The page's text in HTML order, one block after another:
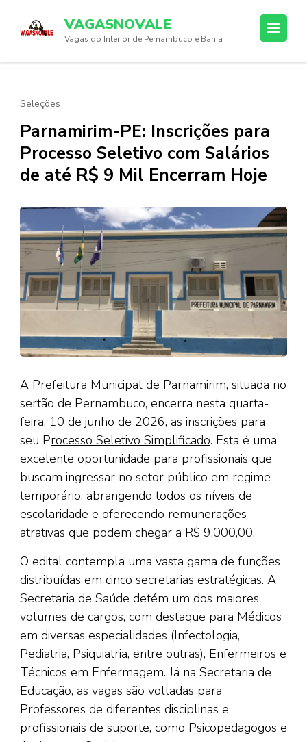
(Press
VAGASNOVALE
Vagas do Interior de Pernambuco e Bahia
Seleções
Parnamirim-PE: Inscrições para
Processo Seletivo com Salários
de até R$ 9 Mil Encerram Hoje
A Prefeitura Municipal de Parnamirim, situada no
sertão de Pernambuco, encerra nesta quarta-
feira, 10 de junho de 2026, as inscrições para
seu Processo Seletivo Simplificado. Esta é uma
excelente oportunidade para profissionais que
buscam ingressar no setor público em regime
temporário, abrangendo todos os níveis de
escolaridade e oferecendo remunerações
atrativas que podem chegar a R$ 9.000,00.
O edital contempla uma vasta gama de funções
distribuídas em cinco secretarias estratégicas. A
Secretaria de Saúde detém um dos maiores
volumes de cargos, com destaque para Médicos
em diversas especialidades (Infectologia,
Pediatria, Psiquiatria, entre outras), Enfermeiros e
Técnicos em Enfermagem. Já na Secretaria de
Educação, as vagas são voltadas para
Professores de diferentes disciplinas e
profissionais de suporte, como Psicopedagogos e